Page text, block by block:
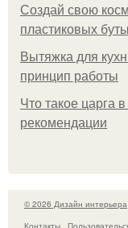
Создай свою
пластиковых
Вытяжка для
принцип работы
Что такое царга
рекомендации
© 2026 Дизайн интерьера
Контакты